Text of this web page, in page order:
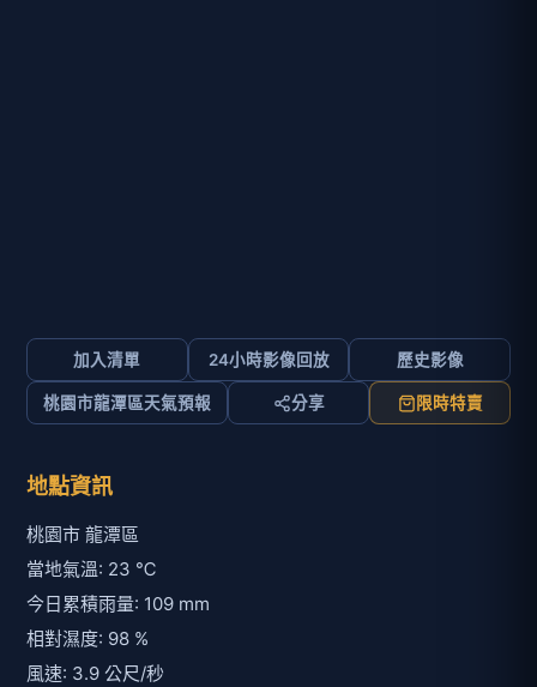
加入清單 24小時影像回放 歷史影像
桃園市龍潭區天氣預報 分享 限時特賣
地點資訊
桃園市 龍潭區
當地氣溫: 23 ℃
今日累積雨量: 109 mm
相對濕度: 98 %
風速: 3.9 公尺/秒